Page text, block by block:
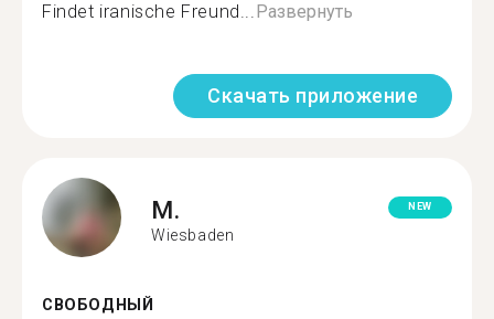
Findet iranische Freund...Развернуть
Скачать приложение
M.
Wiesbaden
NEW
СВОБОДНЫЙ